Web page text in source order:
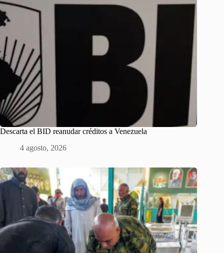
Descarta el BID reanudar créditos a Venezuela
4 agosto, 2026